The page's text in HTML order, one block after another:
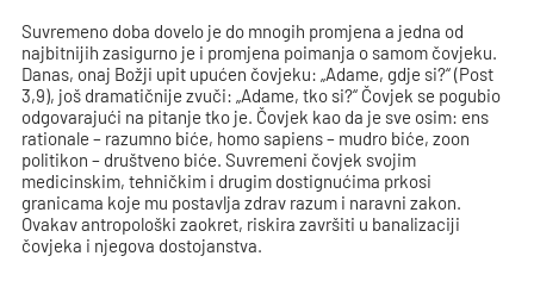
Suvremeno doba dovelo je do mnogih promjena a jedna od
najbitnijih zasigurno je i promjena poimanja o samom čovjeku.
Danas, onaj Božji upit upućen čovjeku: „Adame, gdje si?“ (Post
3,9), još dramatičnije zvuči: „Adame, tko si?“ Čovjek se pogubio
odgovarajući na pitanje tko je. Čovjek kao da je sve osim: ens
rationale – razumno biće, homo sapiens – mudro biće, zoon
politikon – društveno biće. Suvremeni čovjek svojim
medicinskim, tehničkim i drugim dostignućima prkosi
granicama koje mu postavlja zdrav razum i naravni zakon.
Ovakav antropološki zaokret, riskira završiti u banalizaciji
čovjeka i njegova dostojanstva.